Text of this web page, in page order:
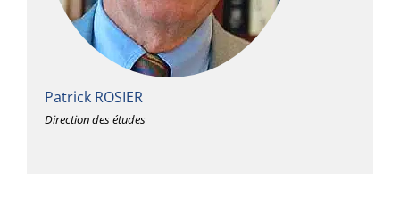
Patrick ROSIER
Direction des études